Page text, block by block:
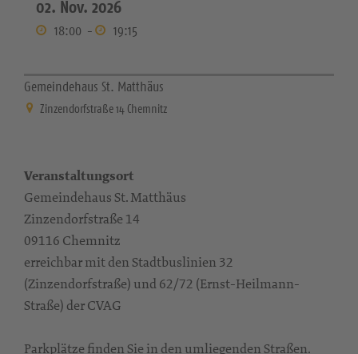
02. Nov. 2026
18:00 - 19:15
Gemeindehaus St. Matthäus
Zinzendorfstraße 14 Chemnitz
Veranstaltungsort
Gemeindehaus St. Matthäus
Zinzendorfstraße 14
09116 Chemnitz
erreichbar mit den Stadtbuslinien 32
(Zinzendorfstraße) und 62/72 (Ernst-Heilmann-
Straße) der CVAG
Parkplätze finden Sie in den umliegenden Straßen.